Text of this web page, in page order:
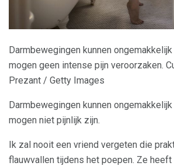
Darmbewegingen kunnen
mogen geen intense pijn veroorzaken.
Prezant / Getty Images
Darmbewegingen kunnen
mogen niet pijnlijk zijn.
Ik zal nooit een vriend vergeten die
flauwvallen tijdens het poepen. Ze